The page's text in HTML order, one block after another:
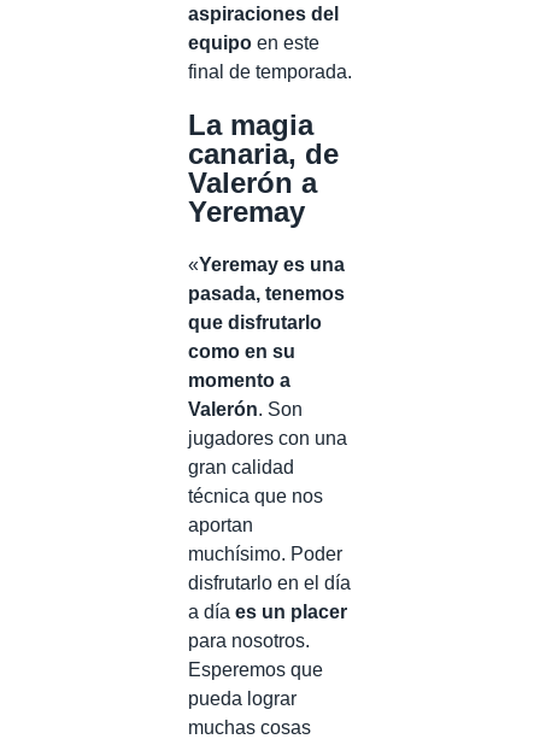
aspiraciones del
equipo en este
final de temporada.
La magia
canaria, de
Valerón a
Yeremay
«Yeremay es una
pasada, tenemos
que disfrutarlo
como en su
momento a
Valerón. Son
jugadores con una
gran calidad
técnica que nos
aportan
muchísimo. Poder
disfrutarlo en el día
a día es un placer
para nosotros.
Esperemos que
pueda lograr
muchas cosas